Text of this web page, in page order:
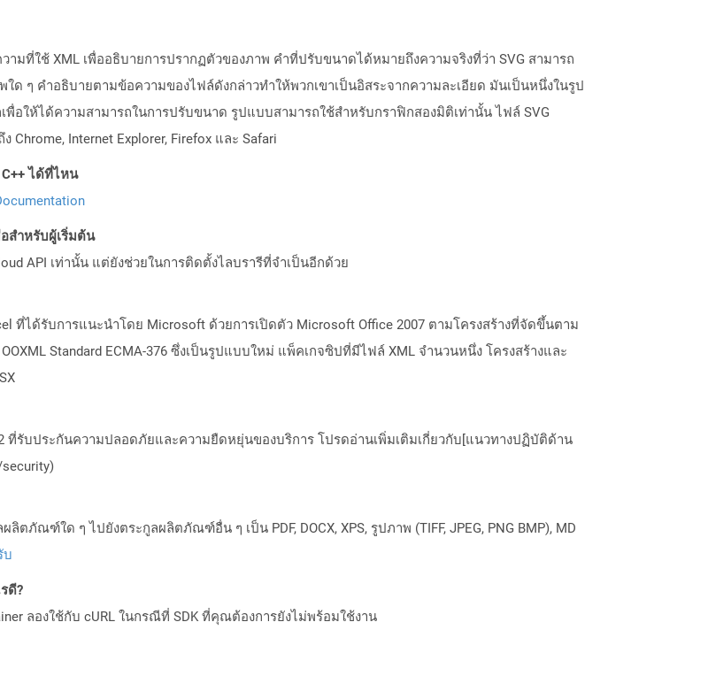
ามที่ใช้ XML เพื่ออธิบายการปรากฏตัวของภาพ คำที่ปรับขนาดได้หมายถึงความจริงที่ว่า SVG สามารถ
ๆ คำอธิบายตามข้อความของไฟล์ดังกล่าวทำให้พวกเขาเป็นอิสระจากความละเอียด มันเป็นหนึ่งในรูป
อให้ได้ความสามารถในการปรับขนาด รูปแบบสามารถใช้สำหรับกราฟิกสองมิติเท่านั้น ไฟล์ SVG
Internet Explorer, Firefox และ Safari
ได้ที่ไหน
อสำหรับผู้เริ่มต้น
API เท่านั้น แต่ยังช่วยในการติดตั้งไลบรารีที่จำเป็นอีกด้วย
ที่ได้รับการแนะนำโดย Microsoft ด้วยการเปิดตัว Microsoft Office 2007 ตามโครงสร้างที่จัดขึ้นตาม
Standard ECMA-376 ซึ่งเป็นรูปแบบใหม่ แพ็คเกจซิปที่มีไฟล์ XML จำนวนหนึ่ง โครงสร้างและ
ที่รับประกันความปลอดภัยและความยืดหยุ่นของบริการ โปรดอ่านเพิ่มเติมเกี่ยวกับ[แนวทางปฏิบัติด้าน
ภัณฑ์ใด ๆ ไปยังตระกูลผลิตภัณฑ์อื่น ๆ เป็น PDF, DOCX, XPS, รูปภาพ (TIFF, JPEG, PNG BMP), MD
บ
ดี?
ลองใช้กับ cURL ในกรณีที่ SDK ที่คุณต้องการยังไม่พร้อมใช้งาน